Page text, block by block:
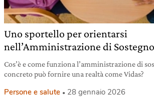
Uno sportello per orientarsi
nell’Amministrazione di Sostegno
Cos’è e come funziona l’amministrazione di
concreto può fornire una realtà come Vidas?
Persone e salute 28 gennaio 2026